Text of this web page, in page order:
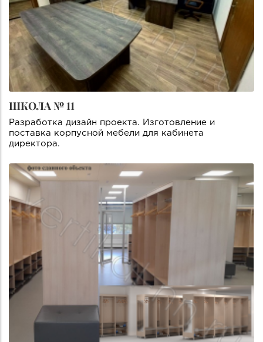
ШКОЛА № 11
Разработка дизайн проекта. Изготовление и
поставка корпусной мебели для кабинета
директора.